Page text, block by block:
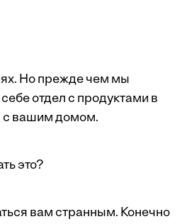
Но прежде чем мы
отдел с продуктами в
с вашим домом.
это?
вам странным. Конечно